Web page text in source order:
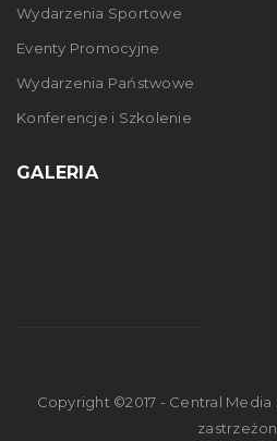
Wydarzenia Sportowe
Eventy Promocyjne
Wydarzenia Państwowe
Konferencje i Szkolenie
GALERIA
Copyright ©2017 - Central Media